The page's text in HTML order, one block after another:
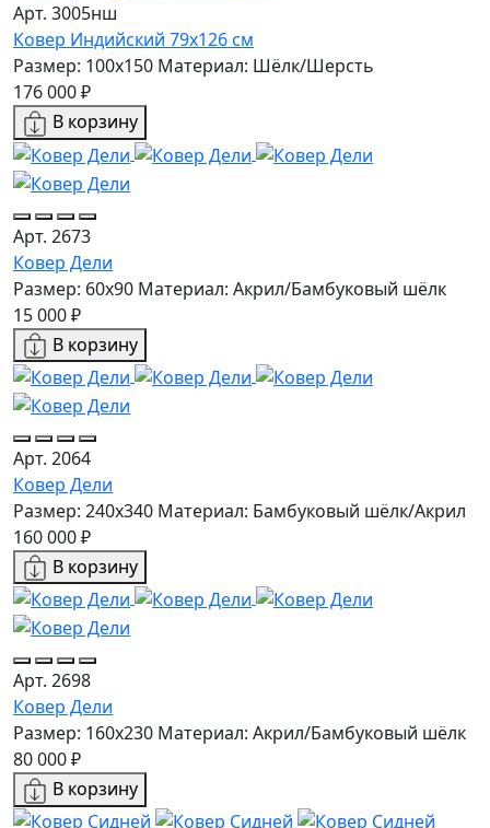
Арт. 3005нш
Ковер Индийский 79x126 см
Размер: 100x150 Материал: Шёлк/Шерсть
176 000 ₽
В корзину
Арт. 2673
Ковер Дели
Размер: 60х90 Материал: Акрил/Бамбуковый шёлк
15 000 ₽
В корзину
Арт. 2064
Ковер Дели
Размер: 240x340 Материал: Бамбуковый шёлк/Акрил
160 000 ₽
В корзину
Арт. 2698
Ковер Дели
Размер: 160х230 Материал: Акрил/Бамбуковый шёлк
80 000 ₽
В корзину